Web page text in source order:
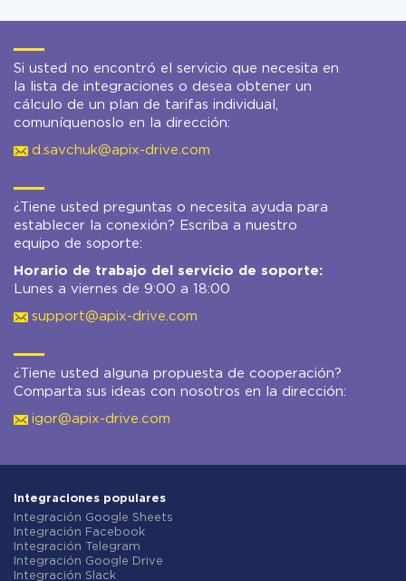
Si usted no encontró el servicio que necesita en
la lista de integraciones o desea obtener un
cálculo de un plan de tarifas individual,
comuníquenoslo en la dirección:
d.savchuk@apix-drive.com
¿Tiene usted preguntas o necesita ayuda para
establecer la conexión? Escriba a nuestro
equipo de soporte:
Horario de trabajo del servicio de soporte:
Lunes a viernes de 9:00 a 18:00
support@apix-drive.com
¿Tiene usted alguna propuesta de cooperación?
Comparta sus ideas con nosotros en la dirección:
igor@apix-drive.com
Integraciones populares
Integración Google Sheets
Integración Facebook
Integración Telegram
Integración Google Drive
Integración Slack